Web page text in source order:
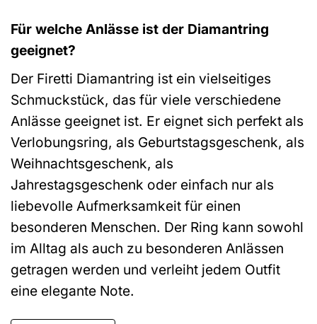
Für welche Anlässe ist der Diamantring
geeignet?
Der Firetti Diamantring ist ein vielseitiges
Schmuckstück, das für viele verschiedene
Anlässe geeignet ist. Er eignet sich perfekt als
Verlobungsring, als Geburtstagsgeschenk, als
Weihnachtsgeschenk, als
Jahrestagsgeschenk oder einfach nur als
liebevolle Aufmerksamkeit für einen
besonderen Menschen. Der Ring kann sowohl
im Alltag als auch zu besonderen Anlässen
getragen werden und verleiht jedem Outfit
eine elegante Note.